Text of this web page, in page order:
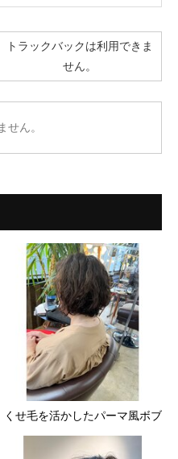
トラックバックは利用できま
せん。
せん。
くせ毛を活かしたパーマ風ボブ